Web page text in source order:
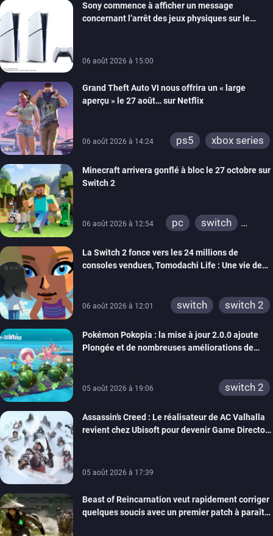
switch
ios
android
ps4
Sony commence à afficher un message
concernant l’arrêt des jeux physiques sur le
06 août 2026 à 15:00
Grand Theft Auto VI nous offrira un « large
aperçu » le 27 août… sur Netflix
06 août 2026 à 14:24 ps5 xbox series
Minecraft arrivera gonflé à bloc le 27 octobre sur
Switch 2
06 août 2026 à 12:54 pc
switch
xbox one
wiiu
3ds
ps3
switch 2
La Switch 2 fonce vers les 24 millions de
consoles vendues, Tomodachi Life : Une vie de
06 août 2026 à 12:01 switch switch 2
Pokémon Pokopia : la mise à jour 2.0.0 ajoute
Plongée et de nombreuses améliorations de
05 août 2026 à 19:06 switch 2
Assassin’s Creed : Le réalisateur de AC Valhalla
revient chez Ubisoft pour devenir Game Director
05 août 2026 à 17:39
Beast of Reincarnation veut rapidement corriger
quelques soucis avec un premier patch à paraître